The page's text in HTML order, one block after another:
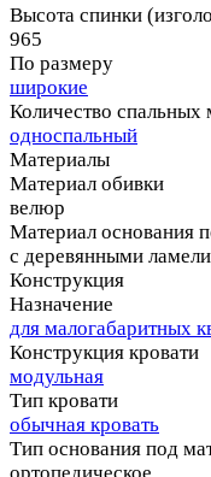
Высота спинки
965
По размеру
широкие
Количество спальных
односпальный
Материалы
Материал обивки
велюр
Материал основания
с деревянными
Конструкция
Назначение
для малогабаритных
Конструкция кровати
модульная
Тип кровати
обычная кровать
Тип основания под
ортопедическое